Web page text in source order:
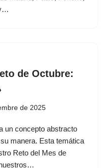
de Octubre:
de 2025
un concepto abstracto
manera. Esta temática
Reto del Mes de